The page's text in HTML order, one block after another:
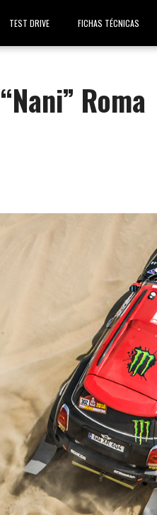
TEST DRIVE FICHAS TÉCNICAS
Roma